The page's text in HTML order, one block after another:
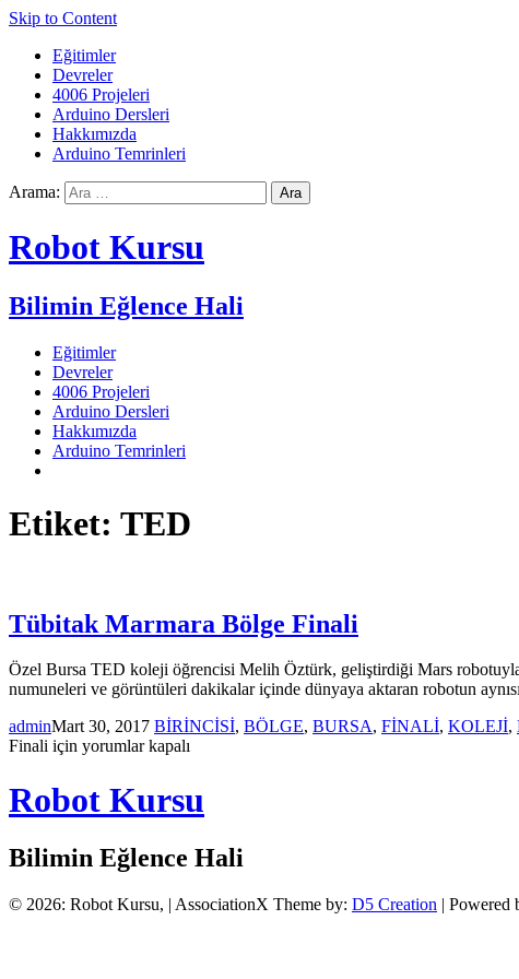
Skip to Content
Eğitimler
Devreler
4006 Projeleri
Arduino Dersleri
Hakkımızda
Arduino Temrinleri
Arama:
Robot Kursu
Bilimin Eğlence Hali
Eğitimler
Devreler
4006 Projeleri
Arduino Dersleri
Hakkımızda
Arduino Temrinleri
Etiket: TED
Tübitak Marmara Bölge Finali
Özel Bursa TED koleji öğrencisi Melih Öztürk, geliştirdiği Mars
numuneleri ve görüntüleri dakikalar içinde dünyaya aktaran robotun
adminMart 30, 2017 BİRİNCİSİ, BÖLGE, BURSA, FİNALİ, KOLEJİ,
Finali için yorumlar kapalı
Robot Kursu
Bilimin Eğlence Hali
© 2026: Robot Kursu, | AssociationX Theme by: D5 Creation | Powered